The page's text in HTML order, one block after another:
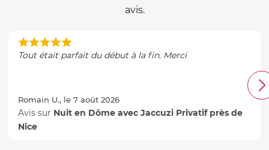
avis.
Tout était parfait du début à la fin. Merci
Romain U., le 7 août 2026
Avis sur Nuit en Dôme avec Jaccuzi Privatif près de
Nice